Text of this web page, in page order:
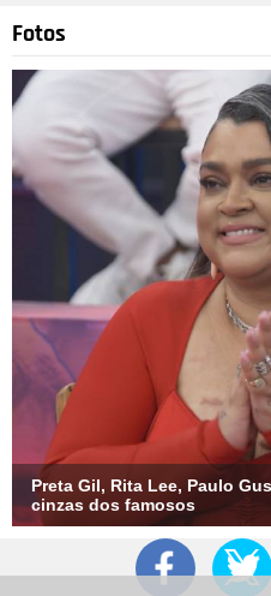
Fotos
Preta Gil, Rita Lee, Paulo
cinzas dos famosos